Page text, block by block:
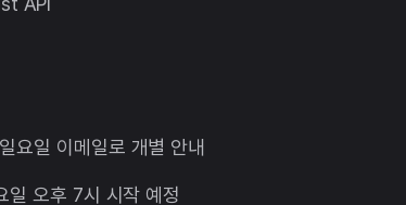
요일 이메일로 개별 안내
오후 7시 시작 예정